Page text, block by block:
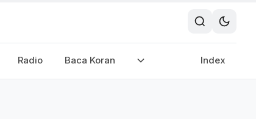
Radio Baca Koran Index